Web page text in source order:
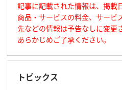
記事に記載された情報は、掲載
商品・サービスの料金、サービ
先などの情報は予告なしに変更
あらかじめご了承ください。
トピックス